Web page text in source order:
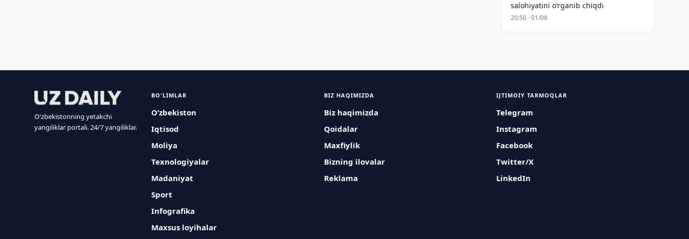
salohiyatini oʻrganib chiqdi
20:50 · 01/08
O'zbekistonning yetakchi
yangiliklar portali. 24/7 yangiliklar.
BO'LIMLAR
O‘zbekiston
Iqtisod
Moliya
Texnologiyalar
Madaniyat
Sport
Infografika
Maxsus loyihalar
BIZ HAQIMIZDA
Biz haqimizda
Qoidalar
Maxfiylik
Bizning ilovalar
Reklama
IJTIMOIY TARMOQLAR
Telegram
Instagram
Facebook
Twitter/X
LinkedIn